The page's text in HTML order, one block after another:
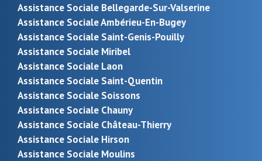
Assistance Sociale Bellegarde-Sur-Valserine
Assistance Sociale Ambérieu-En-Bugey
Assistance Sociale Saint-Genis-Pouilly
Assistance Sociale Miribel
Assistance Sociale Laon
Assistance Sociale Saint-Quentin
Assistance Sociale Soissons
Assistance Sociale Chauny
Assistance Sociale Château-Thierry
Assistance Sociale Hirson
Assistance Sociale Moulins